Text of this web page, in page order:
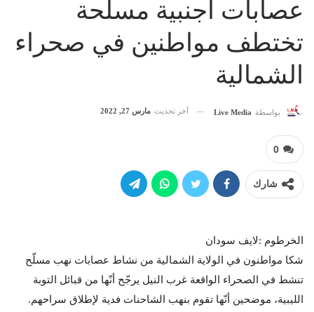
عصابات أجنبية مسلّحة
تختطف مواطنين في صحراء
الشمالية
بواسطة Live Media آخر تحديث مارس 27, 2022
0
شارك
الخرطوم :لايف سودان
شكا مواطنون في الولاية الشمالية من نشاط عصابات نهب مسلّح
تنشط في الصحراء الواقعة غرب النيل يرجّح أنّها من قبائل التوبة
الليبية، موضحين أنّها تقوم بنهب الشاحنات فدية لإطلاق سراحهم.